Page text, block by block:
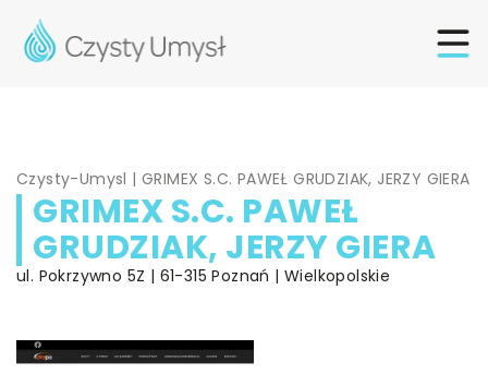
Czysty-Umysl |GRIMEX S.C. PAWEŁ GRUDZIAK, JERZY GIERA
GRIMEX S.C. PAWEŁ
GRUDZIAK, JERZY GIERA
ul. Pokrzywno 5Z | 61-315 Poznań | Wielkopolskie